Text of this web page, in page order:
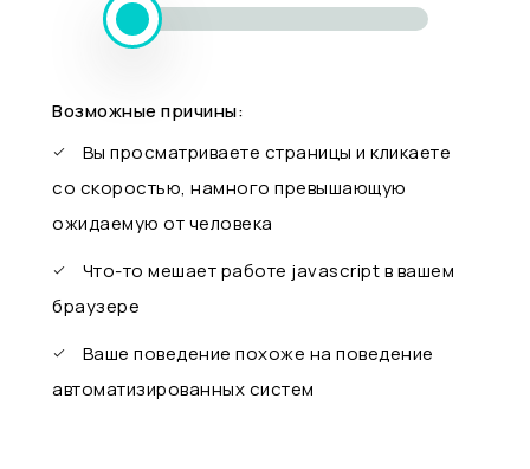
Возможные причины:
Вы просматриваете страницы и кликаете
со скоростью, намного превышающую
ожидаемую от человека
Что-то мешает работе javascript в вашем
браузере
Ваше поведение похоже на поведение
автоматизированных систем